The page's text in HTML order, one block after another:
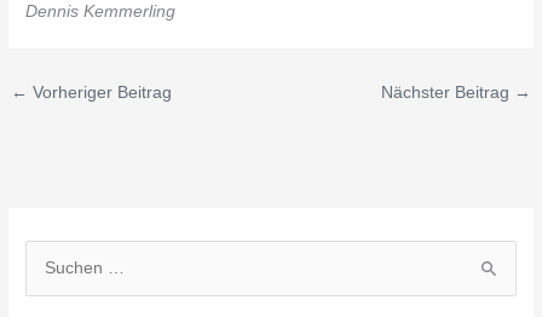
Dennis Kemmerling
← Vorheriger Beitrag Nächster Beitrag →